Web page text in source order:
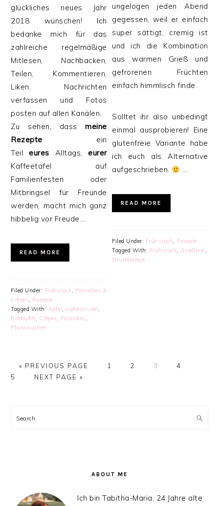
glückliches neues Jahr
2018 wünschen! Ich
bedanke mich für das
zahlreiche regelmäßige
Mitlesen, Nachbacken,
Teilen, Kommentieren,
Liken, Nachrichten
verfassen und Fotos
posten auf allen Kanälen.
Zu sehen, dassmeine
Rezepte ein
Teileures Alltags,eurer
Kaffeetafel auf
Familienfesten oder
Mitbringsel für Freunde
werden, macht mich ganz
hibbelig vor Freude….
READ MORE
Filed Under: Frühstück, Pancakes &
Crêpes, Rezepte
Tagged With: Apfel ,Apfelstrudel ,
Bratapfel , Crêpes , Pancakes ,
Pfannkuchen
ungelogen jeden Abend
gegessen, weil er einfach
super sättigt, cremig ist
und ich die Kombination
aus warmen Grieß und
gefrorenen Früchten
einfach himmlisch finde.
Solltet ihr also unbedingt
einmal ausprobieren! Eine
glutenfreie Variante habe
ich euch als Alternative
aufgeschrieben.
…
READ MORE
Filed Under: Frühstück, Rezepte
Tagged With: Frühstück, Grießbrei ,
Grundrezept
« GO
PREVIOUS PAGE PAGE
1 PAGE
2 PAGE
3 PAGE
4
5
GO
NEXT PAGE »
SIDEBAR
Search
ABOUT ME
Ich bin Tabitha-Maria, 24 Jahre alte